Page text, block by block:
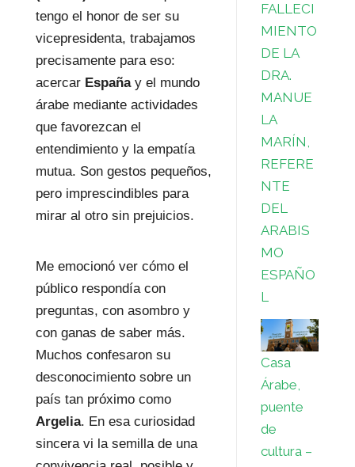
tengo el honor de ser su
vicepresidenta, trabajamos
precisamente para eso:
acercar España y el mundo
árabe mediante actividades
que favorezcan el
entendimiento y la empatía
mutua. Son gestos pequeños,
pero imprescindibles para
mirar al otro sin prejuicios.
Me emocionó ver cómo el
público respondía con
preguntas, con asombro y
con ganas de saber más.
Muchos confesaron su
desconocimiento sobre un
país tan próximo como
Argelia. En esa curiosidad
sincera vi la semilla de una
FALLECI
MIENTO
DE LA
DRA.
MANUE
LA
MARÍN,
REFERE
NTE
DEL
ARABIS
MO
ESPAÑO
L
Casa
Árabe,
puente
de
cultura –